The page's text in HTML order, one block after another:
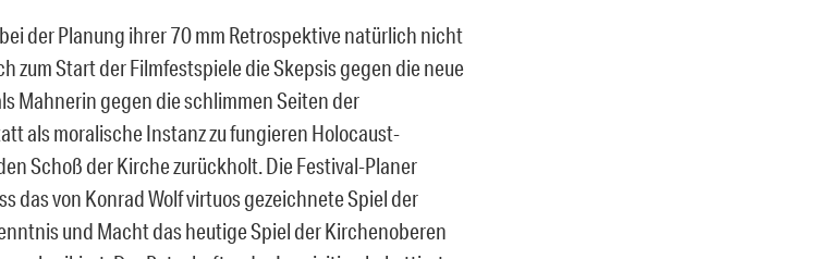
der Planung ihrer 70 mm Retrospektive natürlich nicht
zum Start der Filmfestspiele die Skepsis gegen die neue
Mahnerin gegen die schlimmen Seiten der
als moralische Instanz zu fungieren Holocaust-
Schoß der Kirche zurückholt. Die Festival-Planer
das von Konrad Wolf virtuos gezeichnete Spiel der
und Macht das heutige Spiel der Kirchenoberen